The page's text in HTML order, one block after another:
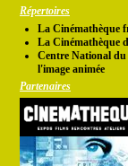
Répertoires
La Cinémathèque
La Cinémathèque
Centre National du
l'image animée
Partenaires